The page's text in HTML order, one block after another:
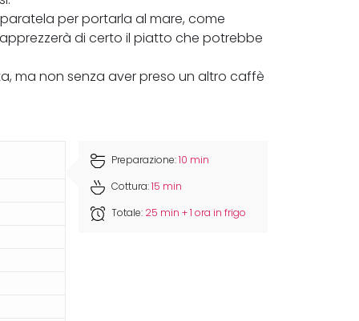
per portarla al mare, come
di certo il piatto che potrebbe
ma non senza aver preso un altro caffè
Preparazione:10 min
Cottura:15 min
Totale: 25 min + 1 ora in frigo